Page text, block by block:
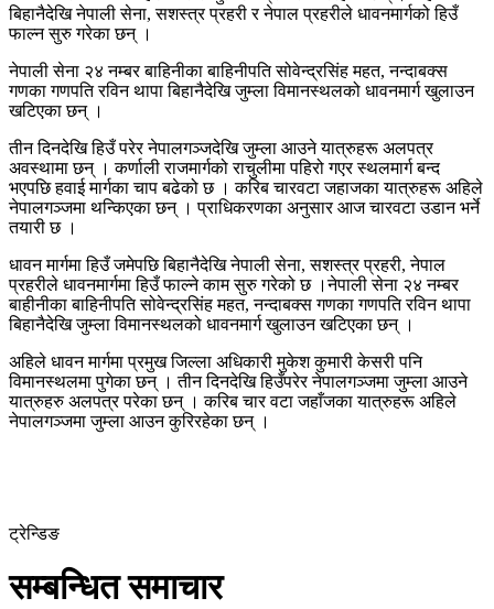
बिहानैदेखि नेपाली सेना, सशस्त्र प्रहरी र नेपाल प्रहरीले धावनमार्गको हिउँ
फाल्न सुरु गरेका छन् ।
नेपाली सेना २४ नम्बर बाहिनीका बाहिनीपति सोवेन्द्रसिंह महत, नन्दाबक्स
गणका गणपति रविन थापा बिहानैदेखि जुम्ला विमानस्थलको धावनमार्ग खुलाउन
खटिएका छन् ।
तीन दिनदेखि हिउँ परेर नेपालगञ्जदेखि जुम्ला आउने यात्रुहरू अलपत्र
अवस्थामा छन् । कर्णाली राजमार्गको राचुलीमा पहिरो गएर स्थलमार्ग बन्द
भएपछि हवाई मार्गका चाप बढेको छ । करिब चारवटा जहाजका यात्रुहरू अहिले
नेपालगञ्जमा थन्किएका छन् । प्राधिकरणका अनुसार आज चारवटा उडान भर्ने
तयारी छ ।
धावन मार्गमा हिउँ जमेपछि बिहानैदेखि नेपाली सेना, सशस्त्र प्रहरी, नेपाल
प्रहरीले धावनमार्गमा हिउँ फाल्ने काम सुरु गरेको छ ।नेपाली सेना २४ नम्बर
बाहीनीका बाहिनीपति सोवेन्द्रसिंह महत, नन्दाबक्स गणका गणपति रविन थापा
बिहानैदेखि जुम्ला विमानस्थलको धावनमार्ग खुलाउन खटिएका छन् ।
अहिले धावन मार्गमा प्रमुख जिल्ला अधिकारी मुकेश कुमारी केसरी पनि
विमानस्थलमा पुगेका छन् । तीन दिनदेखि हिउँपरेर नेपालगञ्जमा जुम्ला आउने
यात्रुहरु अलपत्र परेका छन् । करिब चार वटा जहाँजका यात्रुहरू अहिले
नेपालगञ्जमा जुम्ला आउन कुरिरहेका छन् ।
ट्रेन्डिङ
सम्बन्धित समाचार